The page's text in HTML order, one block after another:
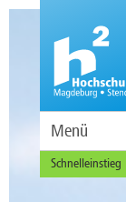
Menü
Schnelleinstieg